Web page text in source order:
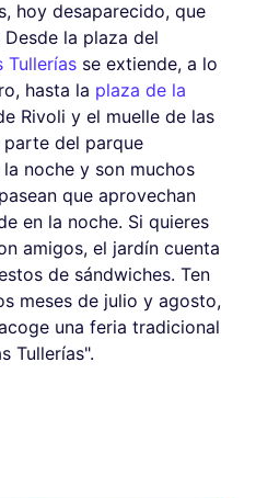
hoy desaparecido, que
la plaza del
Tullerías se extiende, a lo
hasta la plaza de la
Rivoli y el muelle de las
parte del parque
noche y son muchos
que aprovechan
en la noche. Si quieres
amigos, el jardín cuenta
de sándwiches. Ten
meses de julio y agosto,
una feria tradicional
Tullerías".